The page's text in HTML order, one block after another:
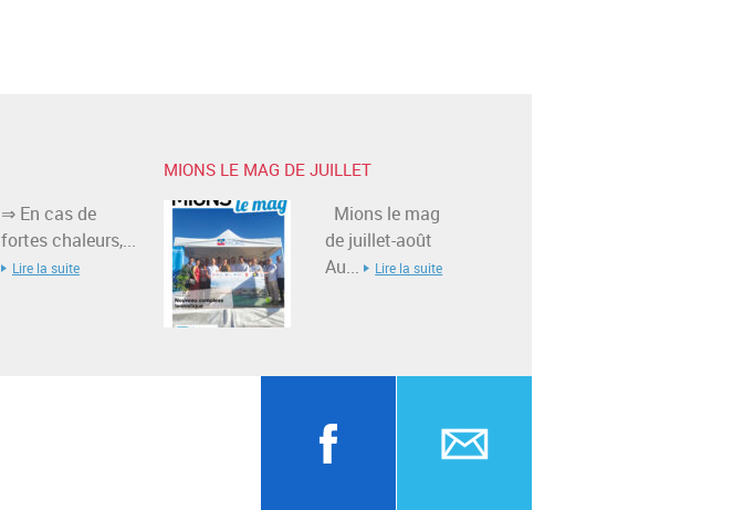
⇒ En cas de
fortes chaleurs,...
Lire la suite
MIONS LE MAG DE JUILLET
Mions le mag
de juillet-août
Au...
Lire la suite